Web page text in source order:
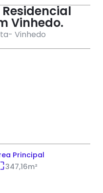
Vinhedo.
- Vinhedo
Principal
347,16m²